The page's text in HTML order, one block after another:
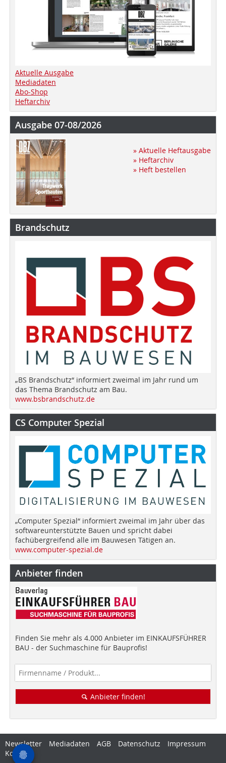
Aktuelle Ausgabe
Mediadaten
Abo-Shop
Heftarchiv
Ausgabe 07-08/2026
» Aktuelle Heftausgabe
» Heftarchiv
» Heft bestellen
Brandschutz
„BS Brandschutz“ informiert zweimal im Jahr rund um
das Thema Brandschutz am Bau.
www.bsbrandschutz.de
CS Computer Spezial
„Computer Spezial“ informiert zweimal im Jahr über das
softwareunterstützte Bauen und spricht dabei
fachübergreifend alle im Bauwesen Tätigen an.
www.computer-spezial.de
Anbieter finden
Finden Sie mehr als 4.000 Anbieter im EINKAUFSFÜHRER
BAU - der Suchmaschine für Bauprofis!
Anbieter finden!
Newsletter Mediadaten AGB Datenschutz
Impressum
Kontakt